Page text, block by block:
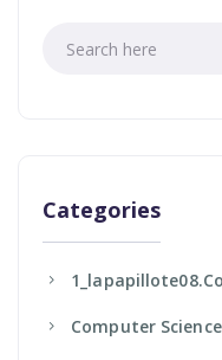
Categories
Computer Science